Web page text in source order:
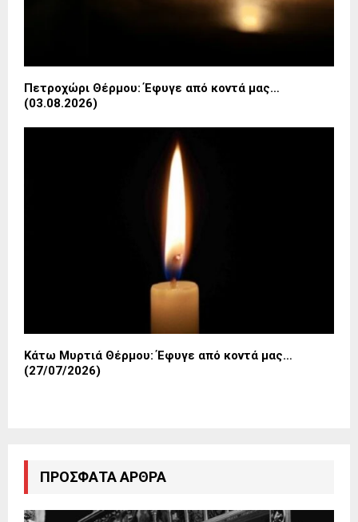
Πετροχώρι Θέρμου: Έφυγε από κοντά μας…
(03.08.2026)
Κάτω Μυρτιά Θέρμου: Έφυγε από κοντά μας…
(27/07/2026)
ΠΡΌΣΦΑΤΑ ΆΡΘΡΑ